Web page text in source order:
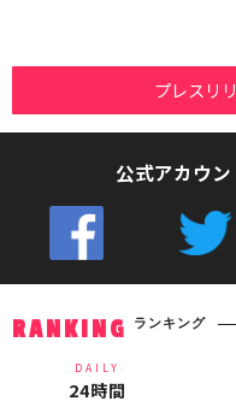
プレスリ
公式アカウン
RANKING ランキング
DAILY
24時間